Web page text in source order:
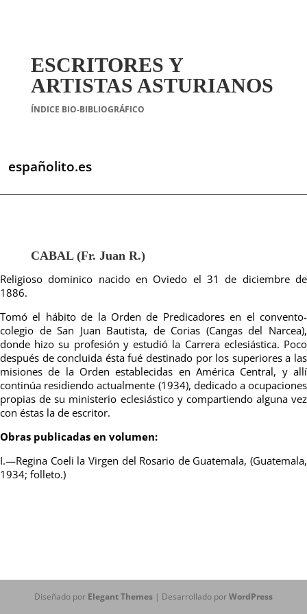
ESCRITORES Y
ARTISTAS ASTURIANOS
ÍNDICE BIO-BIBLIOGRÁFICO
españolito.es
CABAL (Fr. Juan R.)
Religioso dominico nacido en Oviedo el 31 de diciembre de
1886.
Tomó el hábito de la Orden de Predicadores en el convento-
colegio de San Juan Bautista, de Corias (Cangas del Narcea),
donde hizo su profesión y estudió la Carrera eclesiástica. Poco
después de concluida ésta fué destinado por los superiores a las
misiones de la Orden establecidas en América Central, y allí
continúa residiendo actualmente (1934), dedicado a ocupaciones
propias de su ministerio eclesiástico y compartiendo alguna vez
con éstas la de escritor.
Obras publicadas en volumen:
I.—Regina Coeli la Virgen del Rosario de Guatemala, (Guatemala,
1934; folleto.)
Diseñado por Elegant Themes| Desarrollado porWordPress